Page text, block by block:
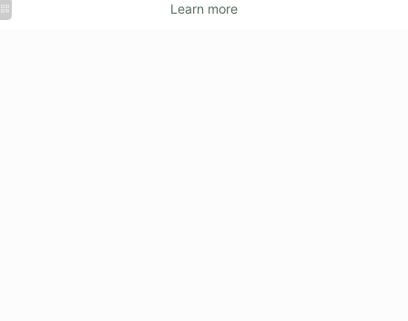
Learn more